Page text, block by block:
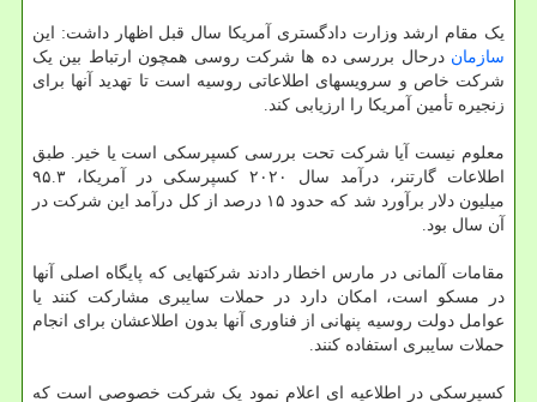
یک مقام ارشد وزارت دادگستری آمریکا سال قبل اظهار داشت: این
سازمان درحال بررسی ده ها شرکت روسی همچون ارتباط بین یک
شرکت خاص و سرویسهای اطلاعاتی روسیه است تا تهدید آنها برای
زنجیره تأمین آمریکا را ارزیابی کند.
معلوم نیست آیا شرکت تحت بررسی کسپرسکی است یا خیر. طبق
اطلاعات گارتنر، درآمد سال ۲۰۲۰ کسپرسکی در آمریکا، ۹۵.۳
میلیون دلار برآورد شد که حدود ۱۵ درصد از کل درآمد این شرکت در
آن سال بود.
مقامات آلمانی در مارس اخطار دادند شرکتهایی که پایگاه اصلی آنها
در مسکو است، امکان دارد در حملات سایبری مشارکت کنند یا
عوامل دولت روسیه پنهانی از فناوری آنها بدون اطلاعشان برای انجام
حملات سایبری استفاده کنند.
کسپرسکی در اطلاعیه ای اعلام نمود یک شرکت خصوصی است که